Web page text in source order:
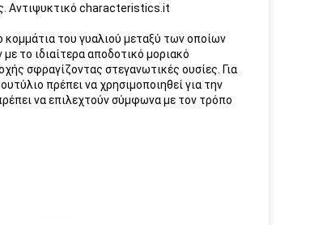
Αντιψυκτικό characteristics.it
κομμάτια του γυαλιού μεταξύ των οποίων
το ιδιαίτερα αποδοτικό μοριακό
σφραγίζοντας στεγανωτικές ουσίες. Για
πρέπει να χρησιμοποιηθεί για την
να επιλεχτούν σύμφωνα με τον τρόπο